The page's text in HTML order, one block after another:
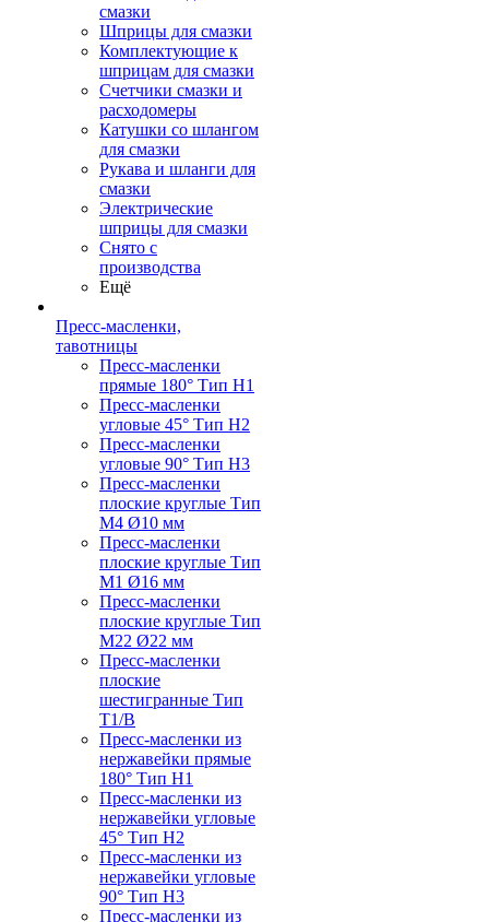
смазки
Шприцы для смазки
Комплектующие к
шприцам для смазки
Счетчики смазки и
расходомеры
Катушки со шлангом
для смазки
Рукава и шланги для
смазки
Электрические
шприцы для смазки
Снято с
производства
Ещё
Пресс-масленки,
тавотницы
Пресс-масленки
прямые 180° Тип H1
Пресс-масленки
угловые 45° Тип H2
Пресс-масленки
угловые 90° Тип H3
Пресс-масленки
плоские круглые Тип
M4 Ø10 мм
Пресс-масленки
плоские круглые Тип
M1 Ø16 мм
Пресс-масленки
плоские круглые Тип
M22 Ø22 мм
Пресс-масленки
плоские
шестигранные Тип
T1/B
Пресс-масленки из
нержавейки прямые
180° Тип H1
Пресс-масленки из
нержавейки угловые
45° Тип H2
Пресс-масленки из
нержавейки угловые
90° Тип H3
Пресс-масленки из